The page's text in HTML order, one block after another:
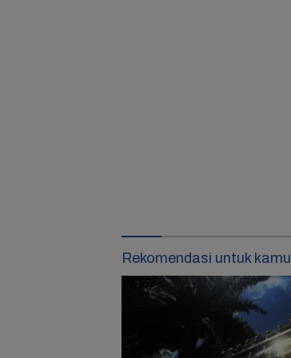
Rekomendasi untuk kamu